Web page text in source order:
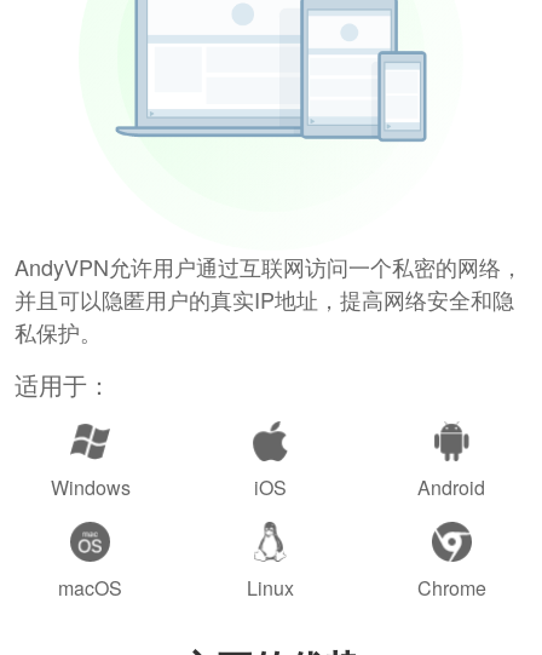
AndyVPN允许用户通过互联网访问一个私密的网络，
并且可以隐匿用户的真实IP地址，提高网络安全和隐
私保护。
适用于：
Windows iOS Android
macOS Linux Chrome